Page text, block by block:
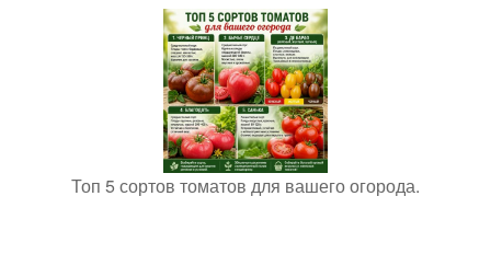
Топ 5 сортов томатов для вашего огорода.